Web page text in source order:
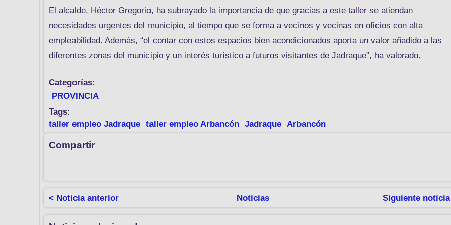
El alcalde, Héctor Gregorio, ha subrayado la importancia de que gracias a este taller se atiendan
necesidades urgentes del municipio, al tiempo que se forma a vecinos y vecinas en oficios con alta
empleabilidad. Además, “el contar con estos espacios bien acondicionados aporta un valor añadido a las
diferentes zonas del municipio y un interés turístico a futuros visitantes de Jadraque”, ha valorado.
Categorías:
PROVINCIA
Tags:
taller empleo Jadraque taller empleo Arbancón Jadraque Arbancón
Compartir
< Noticia anterior Noticias Siguiente